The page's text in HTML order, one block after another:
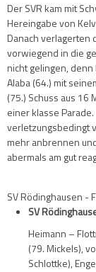
Der SVR kam mit
Hereingabe von
Danach verlagerten
vorwiegend in die
nicht gelingen,
Alaba (64.) mit
(75.) Schuss aus 16
einer klasse
verletzungsbedingt
mehr anbrennen
abermals am gut
SV Rödinghausen -
SV
Heimann –
(79. Mickels),
Schlottke),